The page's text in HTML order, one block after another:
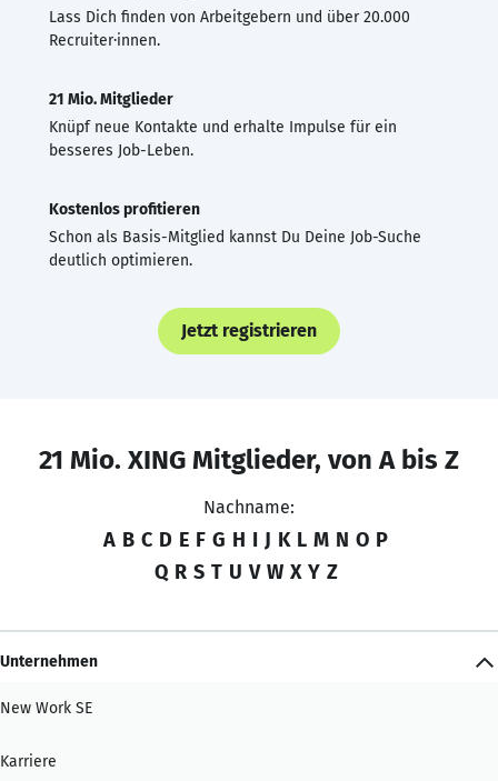
Lass Dich finden von Arbeitgebern und über 20.000
Recruiter·innen.
21 Mio. Mitglieder
Knüpf neue Kontakte und erhalte Impulse für ein
besseres Job-Leben.
Kostenlos profitieren
Schon als Basis-Mitglied kannst Du Deine Job-Suche
deutlich optimieren.
Jetzt registrieren
21 Mio. XING Mitglieder, von A bis Z
Nachname:
A B C D E F G H I J K L M N O P
Q R S T U V W X Y Z
Unternehmen
New Work SE
Karriere